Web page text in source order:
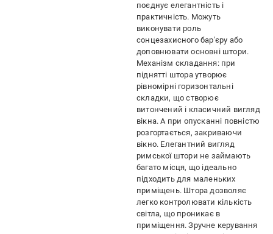
поєднує елегантність і
практичність. Можуть
виконувати роль
сонцезахисного бар'єру або
доповнювати основні штори.
Механізм складання: при
піднятті штора утворює
рівномірні горизонтальні
складки, що створює
витончений і класичний вигляд
вікна. А при опусканні повністю
розгортається, закриваючи
вікно. Елегантний вигляд
римської штори не займають
багато місця, що ідеально
підходить для маленьких
приміщень. Штора дозволяє
легко контролювати кількість
світла, що проникає в
приміщення. Зручне керування